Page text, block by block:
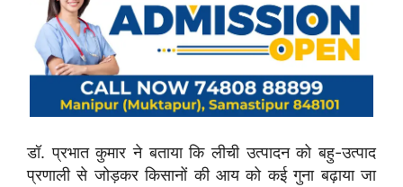
डॉ. प्रभात कुमार ने बताया कि लीची उत्पादन को बहु-उत्पाद
प्रणाली से जोड़कर किसानों की आय को कई गुना बढ़ाया जा